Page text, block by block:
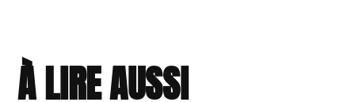
À LIRE AUSSI